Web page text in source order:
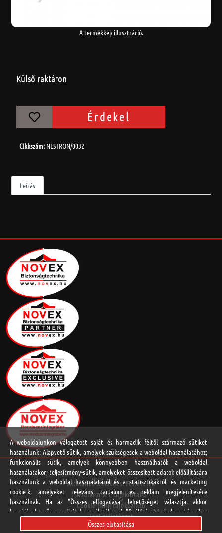
A termékkép illusztráció.
Külső raktáron
Érdekel
Cikkszám: NESTRON/0032
Leírás
Általános Szerződési Feltételek
Adatkezelési tájékoztató
Cookie (süti) tájékoztató
Jogi nyilatkozat
Online vitarendezési platform
A weboldalunkon válogatott saját és harmadik féltől származó sütiket
használunk: Alapvető sütik, amelyek szükségesek a weboldal használatához;
funkcionális sütik, amelyek könnyebben használhatók a weboldal
használatakor; teljesítmény-sütik, amelyeket összesített adatok előállítására
használunk a weboldal használatáról és a statisztikákról; és marketing
cookie-k, amelyeket releváns tartalom és reklám megjelenítésére
használnak. Ha az "Összes elfogadása" lehetőséget választja, akkor
hozzájárul az összes sütik használatához. A "Beállítások" részben bármikor
elfogadhat és elutasíthat egyedi sütitípusokat, és visszavonhatja a jövőre
vonatkozó beleegyezését.
Összes elutasítása